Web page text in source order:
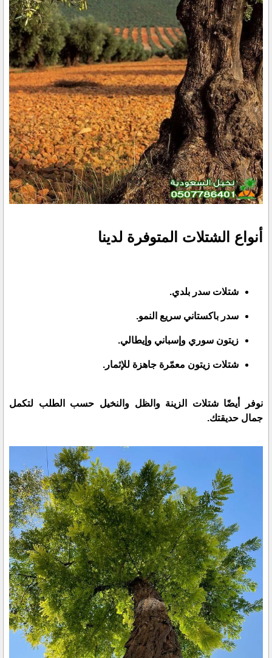
أنواع الشتلات المتوفرة لدينا
شتلات سدر بلدي.
سدر باكستاني سريع النمو.
زيتون سوري وإسباني وإيطالي.
شتلات زيتون معمّرة جاهزة للإثمار.
نوفر أيضًا شتلات الزينة والظل والنخيل حسب الطلب لتكمل
جمال حديقتك.